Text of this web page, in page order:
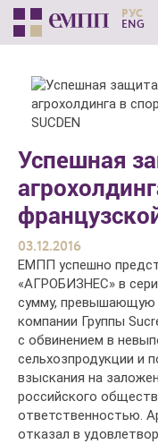
РУС
ENG
Успешная
03.12.2016
ЕМПП успешно
«АГРОБИЗНЕС» в
сумму, превышающую
компании Группы
с обвинением в
сельхозпродукции и
взыскания на
российского
ответственностью.
отказал в